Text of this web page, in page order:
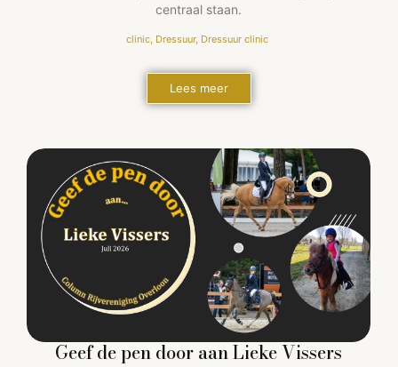
centraal staan.
clinic, Dressuur, Dressuur clinic
Lees meer
Geef de pen door aan Lieke Vissers